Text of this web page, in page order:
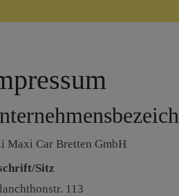
Maxi Car Bretten GmbH
Sitz
113